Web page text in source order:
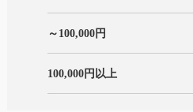
～100,000円
100,000円以上